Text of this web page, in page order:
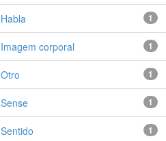
1
Habla
1
Imagem corporal
1
Otro
1
Sense
1
Sentido